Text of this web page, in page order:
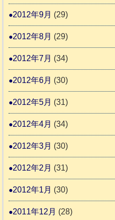
2012年9月 (29)
2012年8月 (29)
2012年7月 (34)
2012年6月 (30)
2012年5月 (31)
2012年4月 (34)
2012年3月 (30)
2012年2月 (31)
2012年1月 (30)
2011年12月 (28)